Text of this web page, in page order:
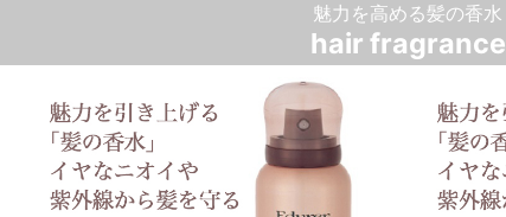
魅力を高める髪の香水
hair fragrance